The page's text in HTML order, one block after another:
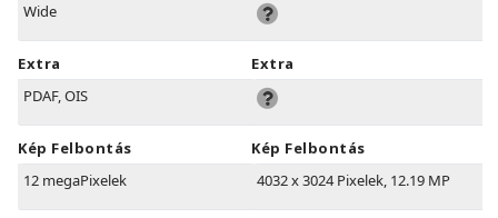
Wide
Extra
PDAF, OIS
Kép Felbontás
12 megaPixelek
Extra
Kép Felbontás
4032 x 3024 Pixelek, 12.19 MP